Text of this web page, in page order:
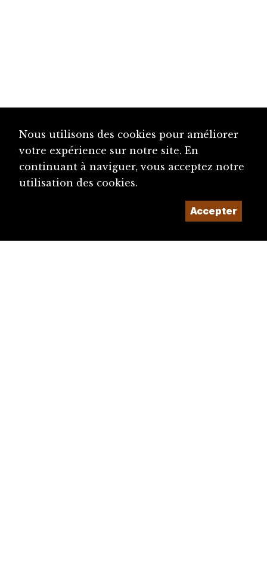
Nous utilisons des cookies pour améliorer
votre expérience sur notre site. En
continuant à naviguer, vous acceptez notre
utilisation des cookies.
Accepter